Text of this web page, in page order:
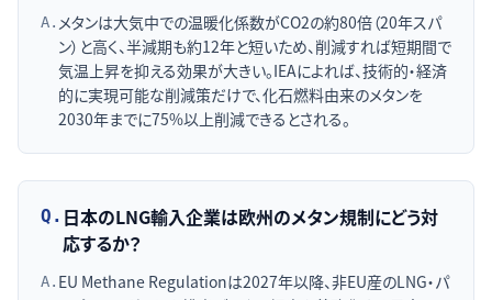
A. メタンは大気中での温暖化係数がCO2の約80倍（20年スパ
ン）と高く、半減期も約12年と短いため、削減すれば短期間で
気温上昇を抑える効果が大きい。IEAによれば、技術的・経済
的に実現可能な削減策だけで、化石燃料由来のメタンを
2030年までに75%以上削減できるとされる。
Q. 日本のLNG輸入企業は欧州のメタン規制にどう対
応するか？
A. EU Methane Regulationは2027年以降、非EU産のLNG・パ